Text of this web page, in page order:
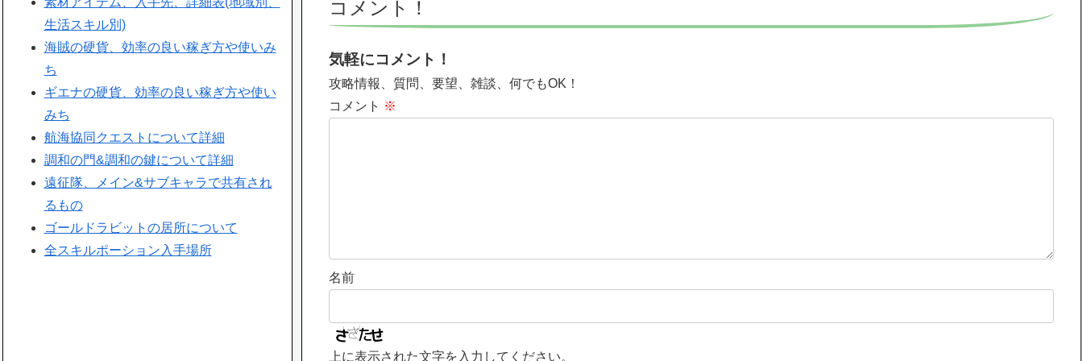
コメント！
気軽にコメント！
攻略情報、質問、要望、雑談、何でもOK！
コメント ※
名前
上に表示された文字を入力してください。
生活スキル別)
海賊の硬貨、効率の良い稼ぎ方や使いみ
ち
ギエナの硬貨、効率の良い稼ぎ方や使い
みち
航海協同クエストについて詳細
調和の門&調和の鍵について詳細
遠征隊、メイン&サブキャラで共有され
るもの
ゴールドラビットの居所について
全スキルポーション入手場所